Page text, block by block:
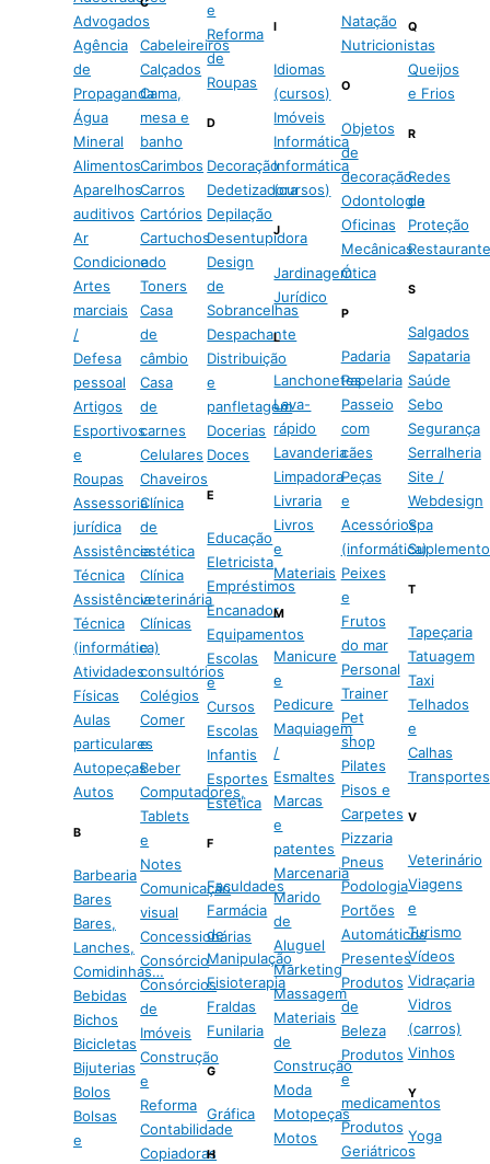
Advogados
Agência
de
Propaganda
Água
Mineral
Alimentos
Aparelhos
auditivos
Ar
Condicionado
Artes
marciais
/
Defesa
pessoal
Artigos
Esportivos
e
Roupas
Assessoria
jurídica
Assistência
Técnica
Assistência
Técnica
(informática)
Atividades
Físicas
Aulas
particulares
Autopeças
Autos
B
Barbearia
Bares
Bares,
Lanches,
Comidinhas…
Bebidas
Bichos
Bicicletas
Bijuterias
Bolos
Bolsas
e
Cabeleireiros
Calçados
Cama,
mesa e
banho
Carimbos
Carros
Cartórios
Cartuchos
e
Toners
Casa
de
câmbio
Casa
de
carnes
Celulares
Chaveiros
Clínica
de
estética
Clínica
veterinária
Clínicas
e
consultórios
Colégios
Comer
e
Beber
Computadores,
Tablets
e
Notes
Comunicação
visual
Concessionárias
Consórcio
Consórcios
de
Imóveis
Construção
e
Reforma
Contabilidade
Copiadoras
e
Reforma
de
Roupas
D
Decoração
Dedetizadora
Depilação
Desentupidora
Design
de
Sobrancelhas
Despachante
Distribuição
e
panfletagem
Docerias
Doces
E
Educação
Eletricista
Empréstimos
Encanador
Equipamentos
Escolas
e
Cursos
Escolas
Infantis
Esportes
Estética
F
Faculdades
Farmácia
de
Manipulação
Fisioterapia
Fraldas
Funilaria
G
Gráfica
H
I
Idiomas
(cursos)
Imóveis
Informática
Informática
(cursos)
J
Jardinagem
Jurídico
L
Lanchonetes
Lava-
rápido
Lavanderia
Limpadora
Livraria
Livros
e
Materiais
M
Manicure
e
Pedicure
Maquiagem
/
Esmaltes
Marcas
e
patentes
Marcenaria
Marido
de
Aluguel
Marketing
Massagem
Materiais
de
Construção
Moda
Motopeças
Motos
Natação
Nutricionistas
O
Objetos
de
decoração
Odontologia
Oficinas
Mecânicas
Ótica
P
Padaria
Papelaria
Passeio
com
cães
Peças
e
Acessórios
(informática)
Peixes
e
Frutos
do mar
Personal
Trainer
Pet
shop
Pilates
Pisos e
Carpetes
Pizzaria
Pneus
Podologia
Portões
Automáticos
Presentes
Produtos
de
Beleza
Produtos
e
medicamentos
Produtos
Geriátricos
Q
Queijos
e Frios
R
Redes
de
Proteção
S
Salgados
Sapataria
Saúde
Sebo
Segurança
Serralheria
Site /
Webdesign
Spa
T
Tapeçaria
Tatuagem
Taxi
Telhados
e
Calhas
Transportes
V
Veterinário
Viagens
e
Turismo
Vídeos
Vidraçaria
Vidros
(carros)
Vinhos
Y
Yoga